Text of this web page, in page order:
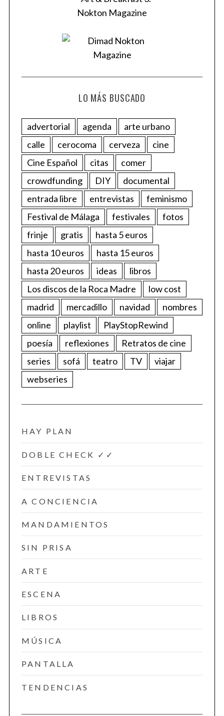
LO MÁS BUSCADO
advertorial agenda
arte urbano
calle
cerocoma cerveza
cine
Cine Español
citas
comer
crowdfunding
DIY
documental
entrada libre
entrevistas
feminismo
Festival de Málaga
festivales
fotos
frinje
gratis
hasta 5 euros
hasta 10 euros
hasta 15 euros
hasta 20 euros
ideas
libros
Los discos de la Roca Madre
low cost
madrid
mercadillo navidad
nombres
online
playlist
PlayStopRewind
poesía
reflexiones
Retratos de cine
series
sofá teatro TV
viajar
webseries
HAY PLAN
DOBLE CHECK ✓✓
ENTREVISTAS
A CONCIENCIA
MANDAMIENTOS
SIN PRISA
ARTE
ESCENA
LIBROS
MÚSICA
PANTALLA
TENDENCIAS